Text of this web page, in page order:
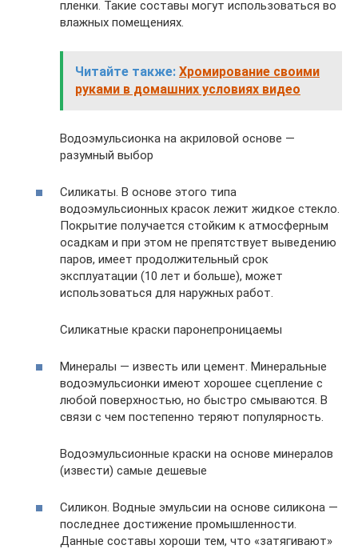
пленки. Такие составы могут использоваться во
влажных помещениях.
Читайте также: Хромирование своими
руками в домашних условиях видео
Водоэмульсионка на акриловой основе —
разумный выбор
Силикаты. В основе этого типа
водоэмульсионных красок лежит жидкое стекло.
Покрытие получается стойким к атмосферным
осадкам и при этом не препятствует выведению
паров, имеет продолжительный срок
эксплуатации (10 лет и больше), может
использоваться для наружных работ.
Силикатные краски паронепроницаемы
Минералы — известь или цемент. Минеральные
водоэмульсионки имеют хорошее сцепление с
любой поверхностью, но быстро смываются. В
связи с чем постепенно теряют популярность.
Водоэмульсионные краски на основе минералов
(извести) самые дешевые
Силикон. Водные эмульсии на основе силикона —
последнее достижение промышленности.
Данные составы хороши тем, что «затягивают»